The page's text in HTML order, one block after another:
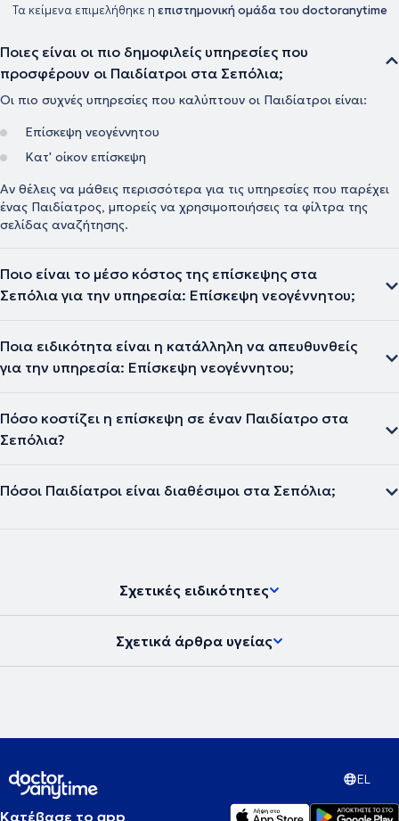
Τα κείμενα επιμελήθηκε η επιστημονική ομάδα του doctoranytime
Ποιες είναι οι πιο δημοφιλείς υπηρεσίες που
προσφέρουν οι Παιδίατροι στα Σεπόλια;
Οι πιο συχνές υπηρεσίες που καλύπτουν οι Παιδίατροι είναι:
Επίσκεψη νεογέννητου
Κατ' οίκον επίσκεψη
Αν θέλεις να μάθεις περισσότερα για τις υπηρεσίες που παρέχει
ένας Παιδίατρος, μπορείς να χρησιμοποιήσεις τα φίλτρα της
σελίδας αναζήτησης.
Ποιο είναι το μέσο κόστος της επίσκεψης στα
Σεπόλια για την υπηρεσία: Επίσκεψη νεογέννητου;
Ποια ειδικότητα είναι η κατάλληλη να απευθυνθείς
για την υπηρεσία: Επίσκεψη νεογέννητου;
Πόσο κοστίζει η επίσκεψη σε έναν Παιδίατρο στα
Σεπόλια?
Πόσοι Παιδίατροι είναι διαθέσιμοι στα Σεπόλια;
Σχετικές ειδικότητες
Σχετικά άρθρα υγείας
EL
Κατέβασε το app